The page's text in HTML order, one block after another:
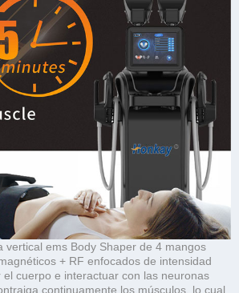
vertical ems Body Shaper de 4 mangos
+ RF enfocados de intensidad
cuerpo e interactuar con las neuronas
continuamente los músculos, lo cual